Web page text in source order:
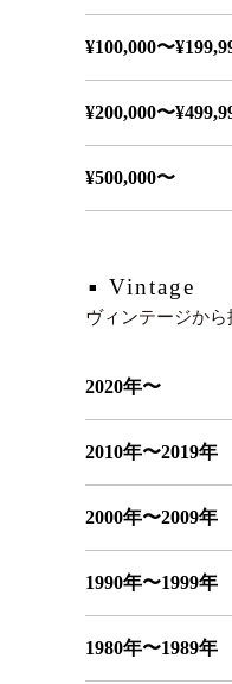
¥100,000〜
¥200,000〜
¥500,000〜
Vintage
ヴィンテージから
2020年〜
2010年〜2019年
2000年〜2009年
1990年〜1999年
1980年〜1989年